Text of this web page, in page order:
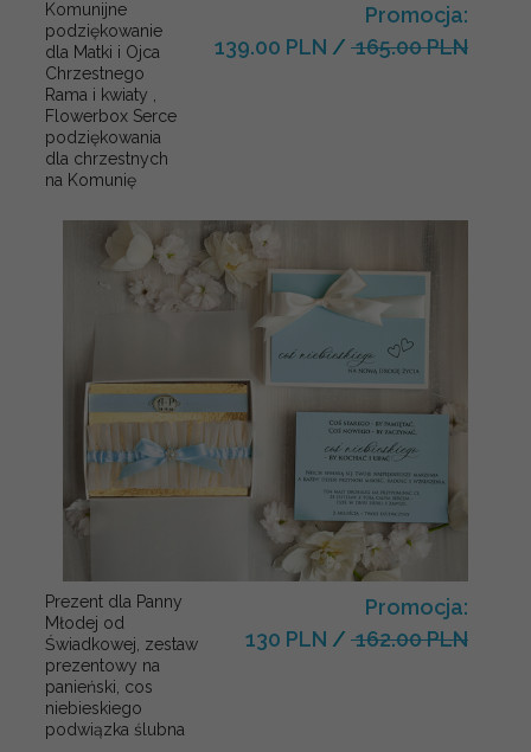
Komunijne
podziękowanie
dla Matki i Ojca
Chrzestnego
Rama i kwiaty ,
Flowerbox Serce
podziękowania
dla chrzestnych
na Komunię
Promocja:
139.00 PLN / 165.00 PLN
Prezent dla Panny
Młodej od
Świadkowej, zestaw
prezentowy na
panieński, cos
niebieskiego
podwiązka ślubna
Promocja:
130 PLN / 162.00 PLN